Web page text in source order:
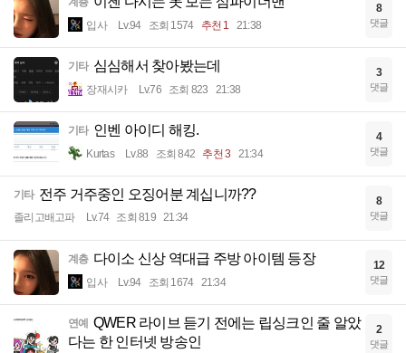
입사 Lv.94 조회 1574 추천 1 21:38
8
댓글
기타 심심해서 찾아봤는데
장재시카 Lv.76 조회 823 21:38
3
댓글
기타 인벤 아이디 해킹.
Kurtas Lv.88 조회 842 추천 3 21:34
4
댓글
기타 전주 거주중인 오징어분 계십니까??
졸리고배고파 Lv.74 조회 819 21:34
8
댓글
계층 다이소 신상 역대급 주방 아이템 등장
입사 Lv.94 조회 1674 21:34
12
댓글
연예
QWER 라이브 듣기 전에는 립싱크인 줄 알았
다는 한 인터넷 방송인
2
댓글